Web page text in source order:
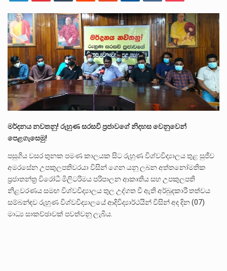
2011 වසරේදී දේශපාලන හා මානව හිමිකම් ක්‍රියාකාරීන් වන ලලිත්කුමාර් වීරරාජ් සහ කුගන් මුරුගානන්දන් යාපනයේදී අතුරුදන්…
ගොවියන්ගේ ප්‍රශ්න, ධීවරයන්ගේ ප්‍රශ්න, සෞඛය ප්‍රශ්න, වැටු ප්‍ර්ශ්න, රැකියා විරහිත ප්‍රශ්න මේ සියලු ප්‍රශ්නවලට තනි…
මර්දනය නවතනු! රුහුණ සරසවි ප්‍රජාවගේ නිදහස වෙනුවෙන්
පෙළගැසෙමු!
පසුගිය වසර තුනක පමණ කාලයක සිට රුහුණ විශ්වවිද්‍යාලය තුළ සුජීව
අමරසේන උපකුලපතිවරයා විසින් ගෙන යනු ලබන අත්තනෝමතික
ප්‍රජාතන්ත්‍ර විරෝධී මිලිටරිමය පරිපාලන ආකෘතිය සහ උපකුලපති
නිළවරණය සමඟ විශ්වවිද්‍යාලය තුල උද්ගත වී ඇති අර්බුදකාරී තත්වය
සම්බන්ඳව රුහුණ විශ්වවිද්‍යාලයේ ආදිවිද්‍යාර්ථයින් විසින් අද දින (07)
මාධ්‍ය සාකච්ඡාවක් පවත්වනු ලැබීය.